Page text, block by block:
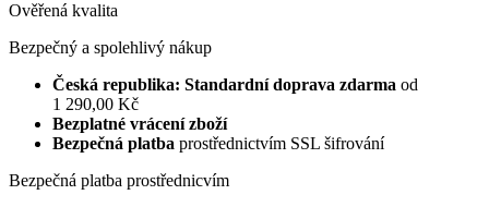
Ověřená kvalita
Bezpečný a spolehlivý nákup
Česká republika: Standardní doprava zdarma od
1 290,00 Kč
Bezplatné vrácení zboží
Bezpečná platba prostřednictvím SSL šifrování
Bezpečná platba prostřednicvím